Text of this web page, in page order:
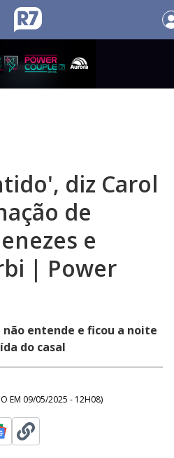
diz Carol
de
e
| Power
entende e ficou a noite
do casal
EM 09/05/2025 - 12H08)